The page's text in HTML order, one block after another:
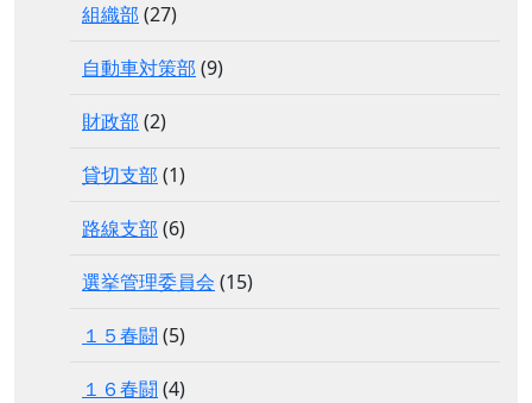
組織部 (27)
自動車対策部 (9)
財政部 (2)
貸切支部 (1)
路線支部 (6)
選挙管理委員会 (15)
１５春闘 (5)
１６春闘 (4)